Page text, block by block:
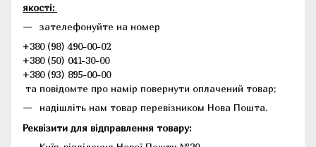
якості:
зателефонуйте на номер
+380 (98) 490-00-02
+380 (50) 041-30-00
+380 (93) 895-00-00
та повідомте про намір повернути оплачений товар;
надішліть нам товар перевізником Нова Пошта.
Реквізити для відправлення товару: